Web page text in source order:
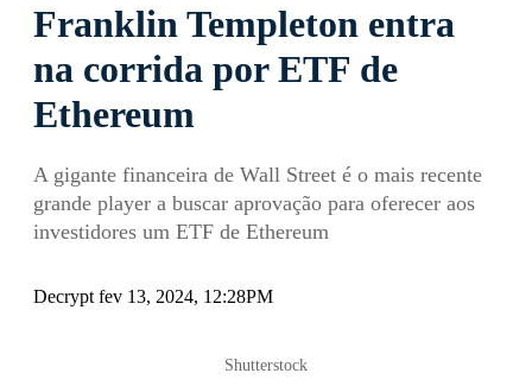
Franklin Templeton entra
na corrida por ETF de
Ethereum
A gigante financeira de Wall Street é o mais recente
grande player a buscar aprovação para oferecer aos
investidores um ETF de Ethereum
Decrypt fev 13, 2024, 12:28PM
Shutterstock